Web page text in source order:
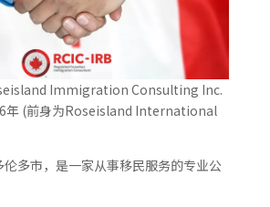
Immigration Consulting Inc.
年 (前身为Roseisland International
多市，是一家从事移民服务的专业公